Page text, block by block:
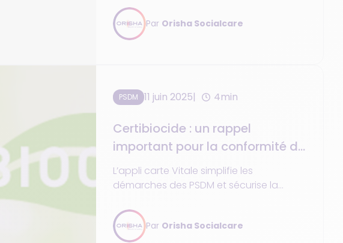
disponible en 2024, généralisée en 2025.
Par Orisha Socialcare
PSDM 11 juin 2025 4min
Certibiocide : un rappel
important pour la conformité de
vos services
L’appli carte Vitale simplifie les
démarches des PSDM et sécurise la
disponible en 2024, généralisée en 2025.
Par Orisha Socialcare